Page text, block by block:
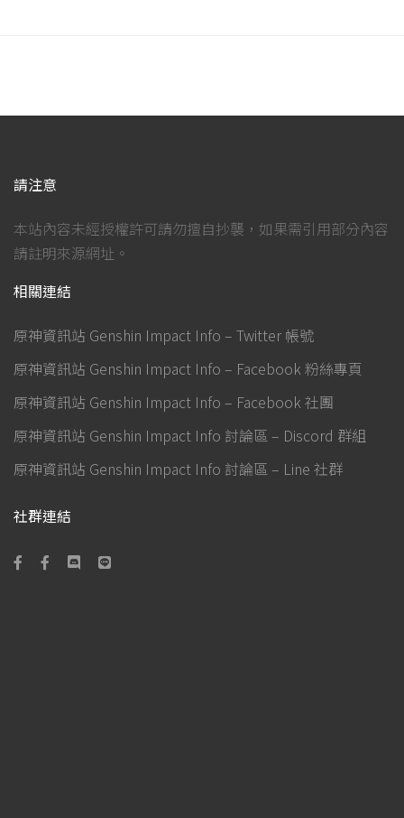
請注意
本站內容未經授權許可請勿擅自抄襲，如果需引用部分內容
請註明來源網址。
相關連結
原神資訊站 Genshin Impact Info – Twitter 帳號
原神資訊站 Genshin Impact Info – Facebook 粉絲專頁
原神資訊站 Genshin Impact Info – Facebook 社團
原神資訊站 Genshin Impact Info 討論區 – Discord 群組
原神資訊站 Genshin Impact Info 討論區 – Line 社群
社群連結